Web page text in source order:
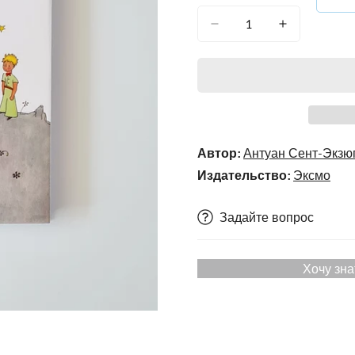
Автор: Антуан Сент-
Издательство: Эксмо
Задайте вопрос
Хочу